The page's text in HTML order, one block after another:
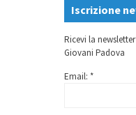
Iscrizione
Ricevi la
Giovani Padova
Email: *